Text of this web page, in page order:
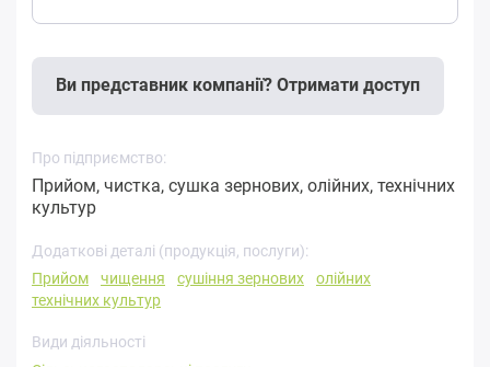
Ви представник компанії? Отримати доступ
Про підприємство:
Прийом, чистка, сушка зернових, олійних, технічних
культур
Додаткові деталі (продукція, послуги):
Прийом
чищення сушіння зернових
олійних
технічних культур
Види діяльності